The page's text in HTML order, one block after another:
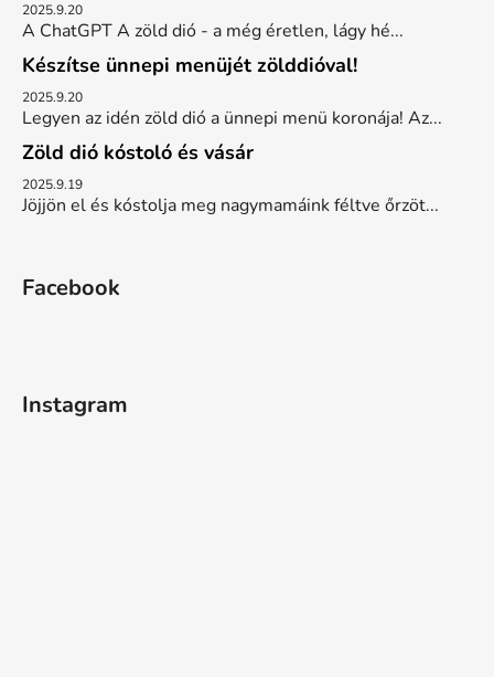
2025.9.20
A ChatGPT A zöld dió - a még éretlen, lágy hé...
Készítse ünnepi menüjét zölddióval!
2025.9.20
Legyen az idén zöld dió a ünnepi menü koronája! Az...
Zöld dió kóstoló és vásár
2025.9.19
Jöjjön el és kóstolja meg nagymamáink féltve őrzöt...
Facebook
Instagram